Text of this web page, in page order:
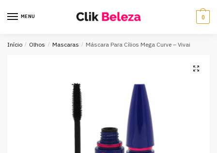
MENU 0
Início / Olhos / Mascaras / Máscara Para Cílios Mega Curve – Vivai